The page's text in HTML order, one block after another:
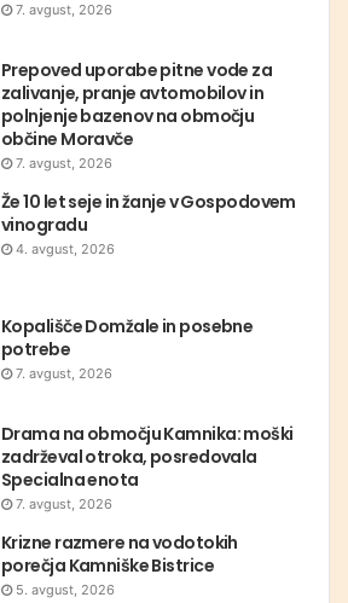
7. avgust, 2026
Prepoved uporabe pitne vode za
zalivanje, pranje avtomobilov in
polnjenje bazenov na območju
občine Moravče
7. avgust, 2026
Že 10 let seje in žanje v Gospodovem
vinogradu
4. avgust, 2026
Kopališče Domžale in posebne
potrebe
7. avgust, 2026
Drama na območju Kamnika: moški
zadrževal otroka, posredovala
Specialna enota
7. avgust, 2026
Krizne razmere na vodotokih
porečja Kamniške Bistrice
5. avgust, 2026